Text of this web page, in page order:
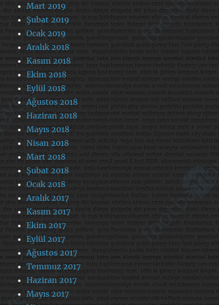
Mart 2019
Şubat 2019
Ocak 2019
Aralık 2018
Kasım 2018
Ekim 2018
Eylül 2018
Ağustos 2018
Haziran 2018
Mayıs 2018
Nisan 2018
Mart 2018
Şubat 2018
Ocak 2018
Aralık 2017
Kasım 2017
Ekim 2017
Eylül 2017
Ağustos 2017
Temmuz 2017
Haziran 2017
Mayıs 2017